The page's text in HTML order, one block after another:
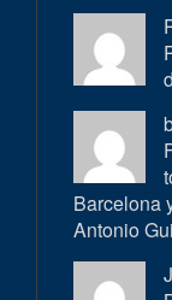
Barcelona
Antonio